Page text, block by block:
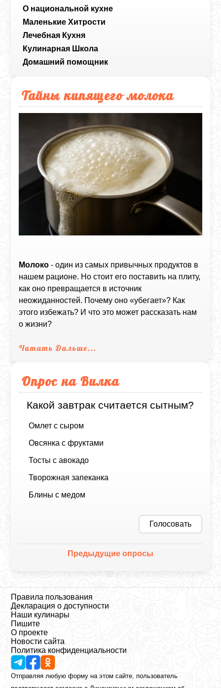
О национальной кухне
Маленькие Хитрости
Лечебная Кухня
Кулинарная Школа
Домашний помощник
Тайны кипящего молока
Молоко - один из самых привычных продуктов в
нашем рационе. Но стоит его поставить на плиту,
как оно превращается в источник
неожиданностей. Почему оно «убегает»? Как
этого избежать? И что это может рассказать нам
о жизни?
Читать Дальше...
Опрос на Вилка
Какой завтрак считается сытным?
Омлет с сыром
Овсянка с фруктами
Тосты с авокадо
Творожная запеканка
Блины с медом
Голосовать
Предыдущие опросы
Правила пользования
Декларация о доступности
Наши кулинары
Пишите
О проекте
Новости сайта
Политика конфиденциальности
Отправляя любую форму на этом сайте, пользователь